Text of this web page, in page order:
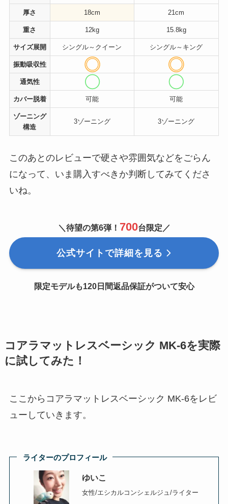
厚さ 18cm 21cm
重さ 12kg 15.8kg
サイズ展開 シングル～クイーン シングル～キング
振動吸収性
通気性
カバー脱着 可能 可能
ゾーニング
構造
3ゾーニング 3ゾーニング
このあとのレビューで硬さや雰囲気などをごらん
になって、いま購入すべきか判断してみてくださ
いね。
＼待望の第6弾！ 700台限定／
公式サイトで詳細を見る
限定モデルも120日間返品保証がついて安心
コアラマットレスベーシック MK-6を実際
に試してみた！
ここからコアラマットレスベーシック MK-6をレビ
ューしていきます。
ライターのプロフィール
ゆいこ
女性/エシカルコンシェルジュ/ライター